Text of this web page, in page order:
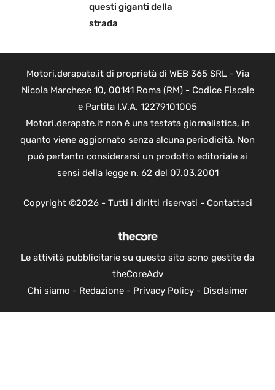
questi giganti della
strada
Motori.derapate.it di proprietà di WEB 365 SRL - Via
Nicola Marchese 10, 00141 Roma (RM) - Codice Fiscale
e Partita I.V.A. 12279101005
Motori.derapate.it non è una testata giornalistica, in
quanto viene aggiornato senza alcuna periodicità. Non
può pertanto considerarsi un prodotto editoriale ai
sensi della legge n. 62 del 07.03.2001
Copyright ©2026 - Tutti i diritti riservati - Contattaci
Le attività pubblicitarie su questo sito sono gestite da
theCoreAdv
Chi siamo - Redazione- Privacy Policy- Disclaimer